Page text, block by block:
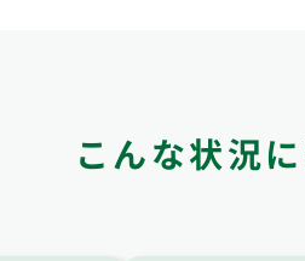
こんな状況に